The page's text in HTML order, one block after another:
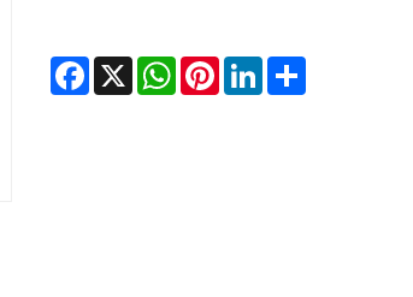
Facebook
X WhatsAppPinterestLinkedInShare